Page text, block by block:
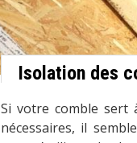
Isolation des
Si votre comble sert
nécessaires, il